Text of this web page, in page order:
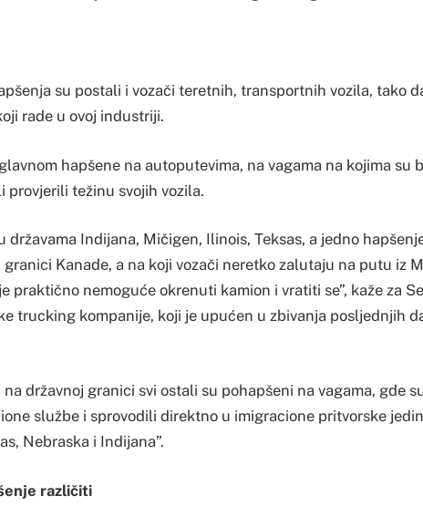
su postali i vozači teretnih, transportnih vozila, tako
rade u ovoj industriji.
hapšene na autoputevima, na vagama na kojima su
provjerili težinu svojih vozila.
državama Indijana, Mičigen, Ilinois, Teksas, a jedno
granici Kanade, a na koji vozači neretko zalutaju na putu iz
praktično nemoguće okrenuti kamion i vratiti se”, kaže za
trucking kompanije, koji je upućen u zbivanja posljednjih
državnoj granici svi ostali su pohapšeni na vagama, gde
službe i sprovodili direktno u imigracione pritvorske
Nebraska i Indijana”.
različiti